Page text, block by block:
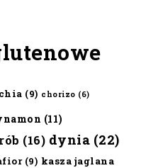
chia (9) chorizo (6)
(11)
(16) dynia (22)
(9) kasza jaglana